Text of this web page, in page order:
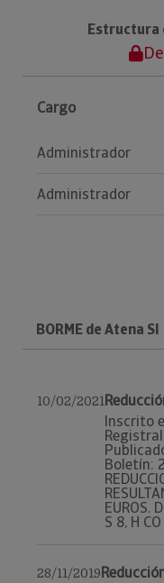
Estructura
Cargo
Administrador
Administrador
BORME de Atena Sl
10/02/2021
Inscrito
Boletín:
EUROS.
S 8, H
28/11/2019